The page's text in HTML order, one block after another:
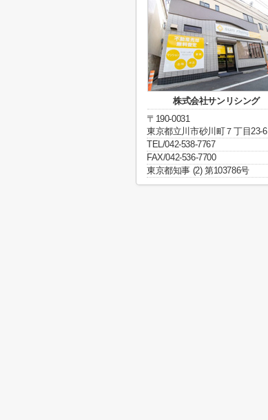
株式会社サンリシング
〒190-0031
東京都立川市砂川町７丁目23-6
TEL/042-538-7767
FAX/042-536-7700
東京都知事 (2) 第103786号